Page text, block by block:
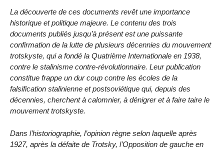
La découverte de ces documents revêt une importance
historique et politique majeure. Le contenu des trois
documents publiés jusqu’à présent est une puissante
confirmation de la lutte de plusieurs décennies du mouvement
trotskyste, qui a fondé la Quatrième Internationale en 1938,
contre le stalinisme contre-révolutionnaire. Leur publication
constitue frappe un dur coup contre les écoles de la
falsification stalinienne et postsoviétique qui, depuis des
décennies, cherchent à calomnier, à dénigrer et à faire taire le
mouvement trotskyste.
Dans l’historiographie, l’opinion règne selon laquelle après
1927, après la défaite de Trotsky, l’Opposition de gauche en